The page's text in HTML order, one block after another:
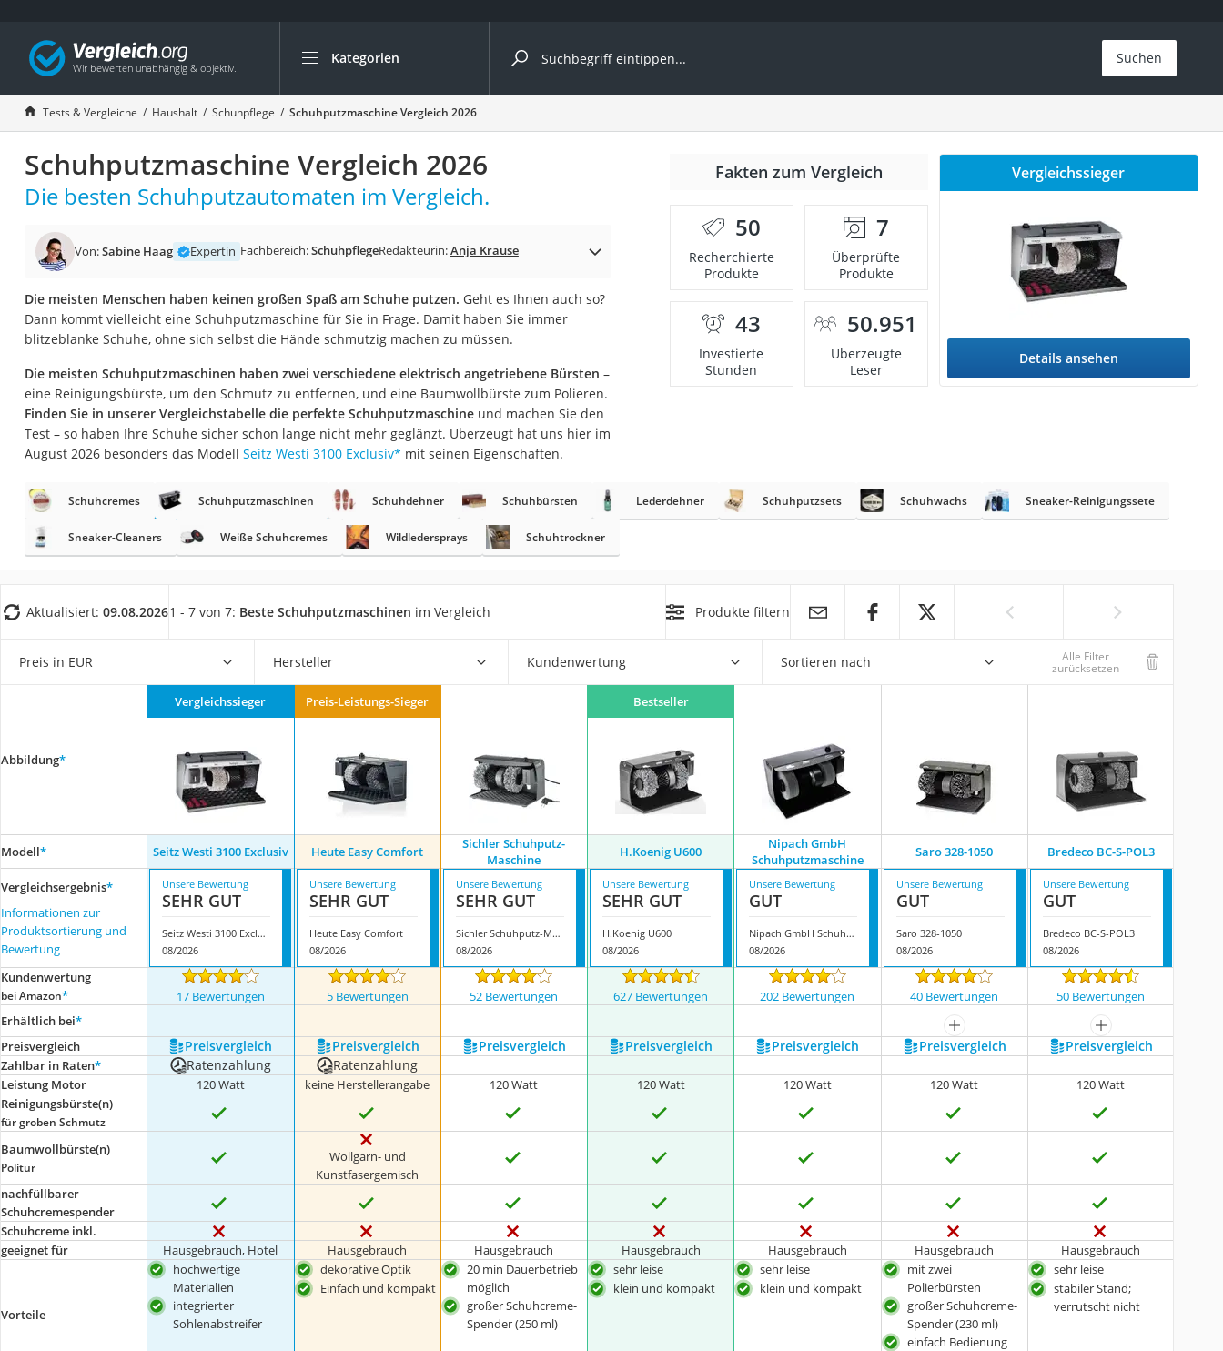
Kategorien
Die beliebtesten Vergleiche nach Kategorie
Haushalt
Wassersprudler
Zentralstaubsauger
Brotbackautomat
Wäschespinne
Spülmaschinentabs
Akku-Staubsauger
AEG-Waschmaschine
Saug-Wisch-Roboter
Handstaubsauger
Kondenstrockner
Reiskocher
Ecovacs-Saugroboter
Nespresso-Maschine
Messerschärfer
Service
Suchen
Tests & Vergleiche Haushalt Schuhpflege Schuhputzmaschine Vergleich 2026
Schuhputzmaschine Vergleich 2026
Die besten Schuhputzautomaten im Vergleich.
Von:Sabine Haag Expertin Fachbereich:SchuhpflegeRedakteurin:Anja Krause
Die meisten Menschen haben keinen großen Spaß am Schuhe putzen. Geht es Ihnen auch so?
Dann kommt vielleicht eine Schuhputzmaschine für Sie in Frage. Damit haben Sie immer
blitzeblanke Schuhe, ohne sich selbst die Hände schmutzig machen zu müssen.
Die meisten Schuhputzmaschinen haben zwei verschiedene elektrisch angetriebene Bürsten –
eine Reinigungsbürste, um den Schmutz zu entfernen, und eine Baumwollbürste zum Polieren.
Finden Sie in unserer Vergleichstabelle die perfekte Schuhputzmaschineund machen Sie den
Test – so haben Ihre Schuhe sicher schon lange nicht mehr geglänzt. Überzeugt hat uns hier im
August 2026 besonders das Modell Seitz Westi 3100 Exclusiv* mit seinen Eigenschaften.
Fakten zum Vergleich
50
Recherchierte
Produkte
7
Überprüfte
Produkte
43
Investierte
Stunden
50.951
Überzeugte
Leser
Vergleichssieger
Details ansehen
Schuhcremes Schuhputzmaschinen Schuhdehner Schuhbürsten Lederdehner Schuhputzsets Schuhwachs Sneaker-Reinigungssete
Sneaker-Cleaners Weiße Schuhcremes Wildledersprays Schuhtrockner
Aktualisiert: 09.08.20261 - 7 von 7: Beste Schuhputzmaschinen im Vergleich Produkte filtern
Preis in EUR Hersteller Kundenwertung Sortieren nach Alle Filter
zurücksetzen
Abbildung*
Vergleichssieger Preis-Leistungs-Sieger Bestseller
Modell* Seitz Westi 3100 Exclusiv Heute Easy Comfort
Sichler Schuhputz-
Maschine
H.Koenig U600
Nipach GmbH
Schuhputzmaschine
Saro ‎328-1050 Bredeco BC-S-POL3
Vergleichsergebnis*
Informationen zur
Produktsortierung und
Bewertung
Unsere Bewertung
SEHR GUT
Seitz Westi 3100 Exclusiv
08/2026
Unsere Bewertung
SEHR GUT
Heute Easy Comfort
08/2026
Unsere Bewertung
SEHR GUT
Sichler Schuhputz-Maschine
08/2026
Unsere Bewertung
SEHR GUT
H.Koenig U600
08/2026
Unsere Bewertung
GUT
Nipach GmbH Schuhputzmaschine
08/2026
Unsere Bewertung
GUT
Saro ‎328-1050
08/2026
Unsere Bewertung
GUT
Bredeco BC-S-POL3
08/2026
Kundenwertung
bei Amazon* 17 Bewertungen 5 Bewertungen 52 Bewertungen 627 Bewertungen 202 Bewertungen 40 Bewertungen
50 Bewertungen
Erhältlich bei*
mehr anzeigen
mehr anzeigen
Preis­vergleich
Preis­vergleich Preis­vergleich Preis­vergleich Preis­vergleich Preis­vergleich Preis­vergleich Preis­vergleich
Zahlbar in Raten* Ratenzahlung Ratenzahlung
Leistung Motor 120 Watt keine Herstellerangabe 120 Watt 120 Watt 120 Watt 120 Watt
120 Watt
Reinigungsbürste(n)
für groben Schmutz
Baumwollbürste(n)
Politur
Wollgarn- und
Kunstfasergemisch
nachfüllbarer
Schuhcremespender
Schuhcreme inkl.
geeignet für
Hausgebrauch, Hotel Hausgebrauch Hausgebrauch Hausgebrauch Hausgebrauch Hausgebrauch Hausgebrauch
Vorteile
hochwertige
Materialien
integrierter
Sohlenabstreifer
dekorative Optik
Einfach und kompakt
20 min Dauerbetrieb
möglich
großer Schuhcreme-
Spender (250 ml)
sehr leise
klein und kompakt
sehr leise
klein und kompakt
mit zwei
Polierbürsten
großer Schuhcreme-
Spender (230 ml)
einfach Bedienung
sehr leise
stabiler Stand;
verrutscht nicht